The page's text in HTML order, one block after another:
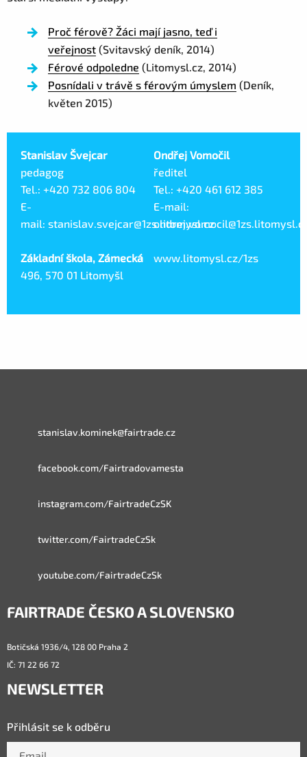
Proč férově? Žáci mají jasno, teď i
veřejnost (Svitavský deník, 2014)
Férové odpoledne (Litomysl.cz, 2014)
Posnídali v trávě s férovým úmyslem (Deník,
květen 2015)
Stanislav Švejcar
pedagog
Tel.: +420 732 806 804
E-
mail: stanislav.svejcar@1zs.litomysl.cz
Ondřej Vomočil
ředitel
Tel.: +420 461 612 385
E-mail:
Základní škola, Zámecká
496, 570 01 Litomyšl
www.litomysl.cz/1zs
stanislav.kominek@fairtrade.cz
facebook.com/Fairtradovamesta
instagram.com/FairtradeCzSK
twitter.com/FairtradeCzSk
youtube.com/FairtradeCzSk
FAIRTRADE ČESKO A SLOVENSKO
Botičská 1936/4, 128 00 Praha 2
IČ: 71 22 66 72
NEWSLETTER
Přihlásit se k odběru